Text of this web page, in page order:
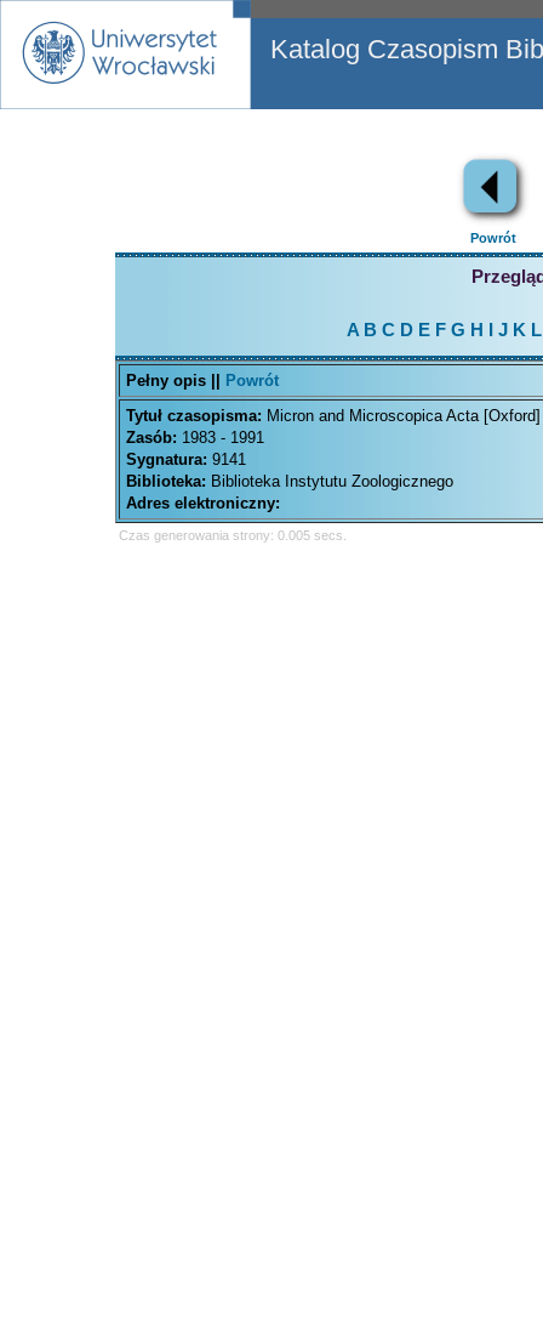
Katalog Czasopism
Powrót
A B C D EFG H J K L
Pełny opis ||
Powrót
Tytuł czasopisma: Micron and Microscopica Acta [Oxford]
Zasób: 1983 - 1991
Sygnatura: 9141
Biblioteka: Biblioteka Instytutu Zoologicznego
Adres elektroniczny:
Czas generowania strony: 0.005 secs.